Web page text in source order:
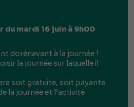
mardi 16 juin à 9h00
dorénavant à la journée !
la journée sur laquelle il
soit gratuite, soit payante
la journée et l’activité